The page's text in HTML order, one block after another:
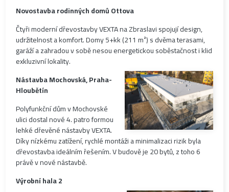
Novostavba rodinných domů Ottova
Čtyři moderní dřevostavby VEXTA na Zbraslavi spojují design,
udržitelnost a komfort. Domy 5+kk (211 m²) s dvěma terasami,
garáží a zahradou v sobě nesou energetickou soběstačnost i klid
exkluzivní lokality.
Nástavba Mochovská, Praha-
Hloubětín
Polyfunkční dům v Mochovské
ulici dostal nové 4. patro formou
lehké dřevěné nástavby VEXTA.
Díky nízkému zatížení, rychlé montáži a minimalizaci rizik byla
dřevostavba ideálním řešením. V budově je 20 bytů, z toho 6
právě v nové nástavbě.
Výrobní hala 2